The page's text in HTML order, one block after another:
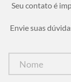
Seu contato é
Envie suas